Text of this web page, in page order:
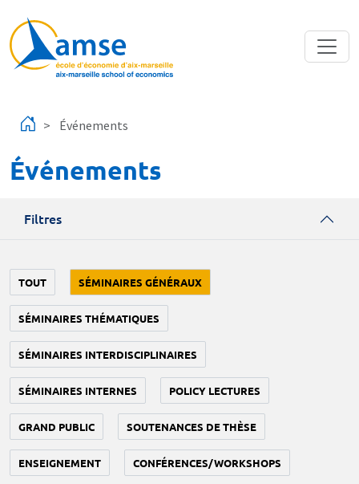
Événements
Événements
Filtres
TOUT SÉMINAIRES GÉNÉRAUX
SÉMINAIRES THÉMATIQUES
SÉMINAIRES INTERDISCIPLINAIRES
SÉMINAIRES INTERNES POLICY LECTURES
GRAND PUBLIC SOUTENANCES DE THÈSE
ENSEIGNEMENT CONFÉRENCES/WORKSHOPS